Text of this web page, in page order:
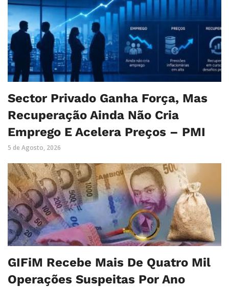
Sector Privado Ganha Força, Mas
Recuperação Ainda Não Cria
Emprego E Acelera Preços – PMI
5 de Agosto, 2026
GIFiM Recebe Mais De Quatro Mil
Operações Suspeitas Por Ano